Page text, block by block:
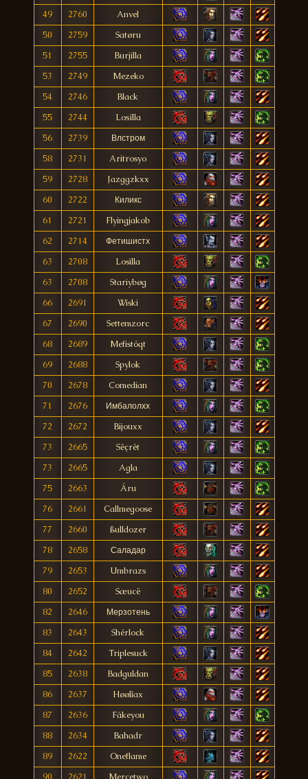
49
2760
Anvel
50
2759
Satøru
51
2755
Burjilla
53
2749
Mezeko
54
2746
Black
55
2744
Losïlla
56
2739
Влстром
58
2731
Aritrosyo
59
2728
Jazggzkxx
60
2722
Киликс
61
2721
Flyingjakob
62
2714
Фетишистх
63
2708
Losìlla
63
2708
Stariybøg
66
2691
Wíski
67
2690
Settemzorc
68
2689
Mefistóqt
69
2688
Spylok
70
2678
Comedian
71
2676
Имбалолхх
72
2672
Bijouxx
73
2665
Sêçrêt
73
2665
Agla
75
2663
Áru
76
2661
Callmegoose
77
2660
ßulldozer
78
2658
Саладар
79
2653
Umbrazs
80
2652
Sæucë
82
2646
Мерзотень
83
2643
Shérlock
84
2642
Triplesuck
85
2638
Badguldan
86
2637
Høølîax
87
2636
Fákeyou
88
2634
Bahadr
89
2622
Oneflame
90
2621 Mercetwo